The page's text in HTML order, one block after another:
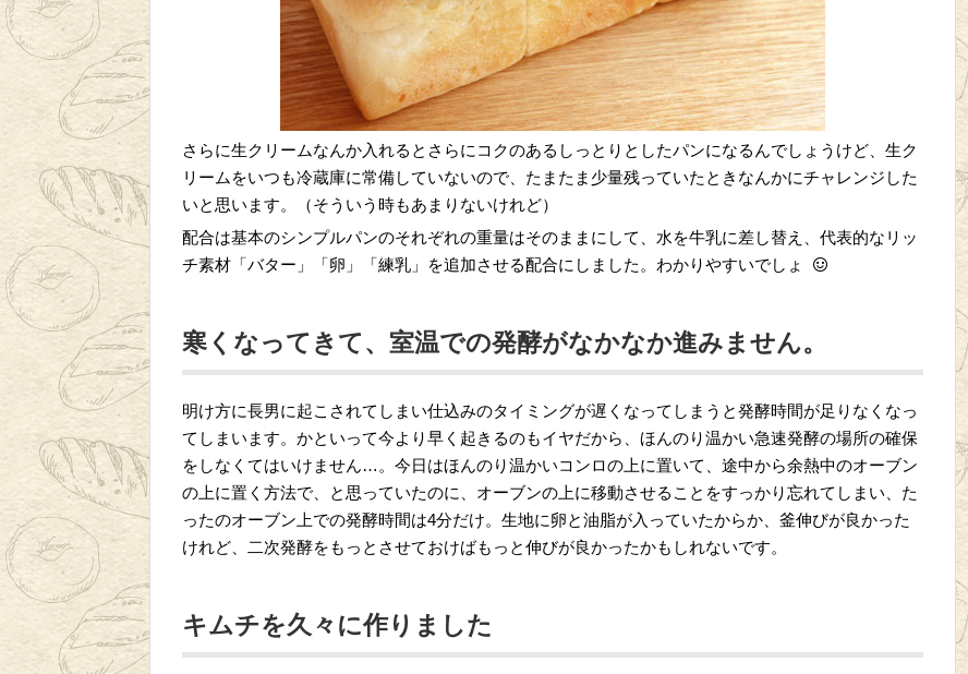
さらに生クリームなんか入れるとさらにコクのあるしっとりとしたパンになるんでしょうけど、生ク
リームをいつも冷蔵庫に常備していないので、たまたま少量残っていたときなんかにチャレンジした
いと思います。（そういう時もあまりないけれど）
配合は基本のシンプルパンのそれぞれの重量はそのままにして、水を牛乳に差し替え、代表的なリッ
チ素材「バター」「卵」「練乳」を追加させる配合にしました。わかりやすいでしょ
寒くなってきて、室温での発酵がなかなか進みません。
明け方に長男に起こされてしまい仕込みのタイミングが遅くなってしまうと発酵時間が足りなくなっ
てしまいます。かといって今より早く起きるのもイヤだから、ほんのり温かい急速発酵の場所の確保
をしなくてはいけません…。今日はほんのり温かいコンロの上に置いて、途中から余熱中のオーブン
の上に置く方法で、と思っていたのに、オーブンの上に移動させることをすっかり忘れてしまい、た
ったのオーブン上での発酵時間は4分だけ。生地に卵と油脂が入っていたからか、釜伸びが良かった
けれど、二次発酵をもっとさせておけばもっと伸びが良かったかもしれないです。
キムチを久々に作りました